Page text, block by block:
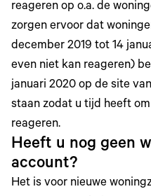
reageren op o.a. de
zorgen ervoor dat
december 2019 tot 14
even niet kan reageren)
januari 2020 op de site
staan zodat u tijd heeft
reageren.
Heeft u nog geen
account?
Het is voor nieuwe